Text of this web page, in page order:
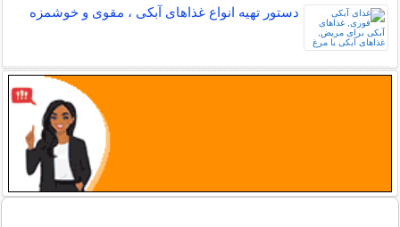
دستور تهیه انواع غذاهای آبکی ، مقوی و خوشمزه